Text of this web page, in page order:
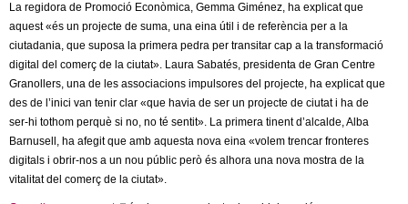
e
s
r
a
l
)
La regidora de Promoció Econòmica, Gemma Giménez, ha explicat que
aquest «és un projecte de suma, una eina útil i de referència per a la
ciutadania, que suposa la primera pedra per transitar cap a la transformació
digital del comerç de la ciutat». Laura Sabatés, presidenta de Gran Centre
Granollers, una de les associacions impulsores del projecte, ha explicat que
des de l’inici van tenir clar «que havia de ser un projecte de ciutat i ha de
ser-hi tothom perquè si no, no té sentit». La primera tinent d’alcalde, Alba
Barnusell, ha afegit que amb aquesta nova eina «volem trencar fronteres
digitals i obrir-nos a un nou públic però és alhora una nova mostra de la
vitalitat del comerç de la ciutat».